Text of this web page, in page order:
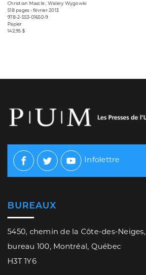
Christian Mascle , Walery Wygowki
518 pages • février 2013
978-2-553-01650-9
Papier
142,95 $
Facebook
TwitterYoutube
Infolettre
BUREAUX
5450, chemin de la Côte-des-Neiges,
bureau 100, Montréal, Québec
H3T 1Y6